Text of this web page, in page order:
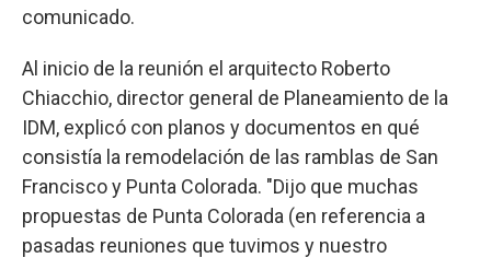
comunicado.
Al inicio de la reunión el arquitecto Roberto
Chiacchio, director general de Planeamiento de la
IDM, explicó con planos y documentos en qué
consistía la remodelación de las ramblas de San
Francisco y Punta Colorada. "Dijo que muchas
propuestas de Punta Colorada (en referencia a
pasadas reuniones que tuvimos y nuestro